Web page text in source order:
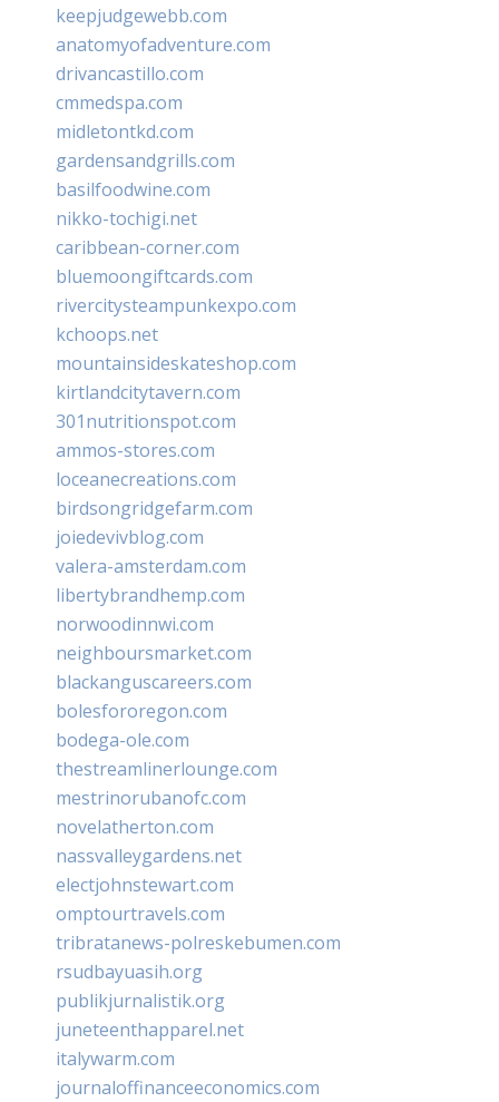
keepjudgewebb.com
anatomyofadventure.com
drivancastillo.com
cmmedspa.com
midletontkd.com
gardensandgrills.com
basilfoodwine.com
nikko-tochigi.net
caribbean-corner.com
bluemoongiftcards.com
rivercitysteampunkexpo.com
kchoops.net
mountainsideskateshop.com
kirtlandcitytavern.com
301nutritionspot.com
ammos-stores.com
loceanecreations.com
birdsongridgefarm.com
joiedevivblog.com
valera-amsterdam.com
libertybrandhemp.com
norwoodinnwi.com
neighboursmarket.com
blackanguscareers.com
bolesfororegon.com
bodega-ole.com
thestreamlinerlounge.com
mestrinorubanofc.com
novelatherton.com
nassvalleygardens.net
electjohnstewart.com
omptourtravels.com
tribratanews-polreskebumen.com
rsudbayuasih.org
publikjurnalistik.org
juneteenthapparel.net
italywarm.com
journaloffinanceeconomics.com